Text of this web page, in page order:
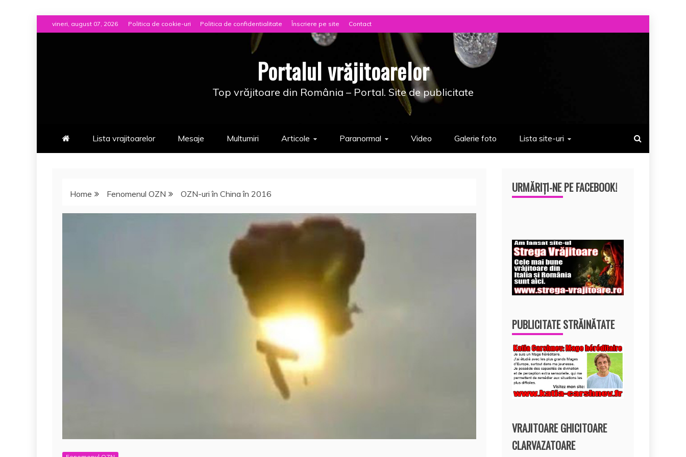
to
vineri, august 07, 2026 Politica de cookie-uri Politica de confidentialitate Înscriere pe site Contact
Portalul vrăjitoarelor
Top vrăjitoare din România – Portal. Site de publicitate
Lista vrajitoarelor Mesaje Multumiri Articole Paranormal Video Galerie foto Lista site-uri
Home Fenomenul OZN OZN-uri în China în 2016 URMĂRIȚI-NE PE FACEBOOK!
PUBLICITATE STRĂINĂTATE
VRAJITOARE GHICITOARE
CLARVAZATOARE